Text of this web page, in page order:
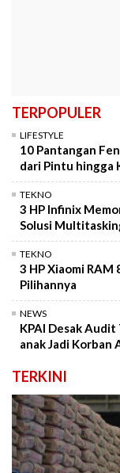
TERPOPULER
LIFESTYLE
10 Pantangan
dari Pintu hingga
TEKNO
3 HP Infinix
Solusi
TEKNO
3 HP Xiaomi RAM
Pilihannya
NEWS
KPAI Desak
anak Jadi Korban
TERKINI